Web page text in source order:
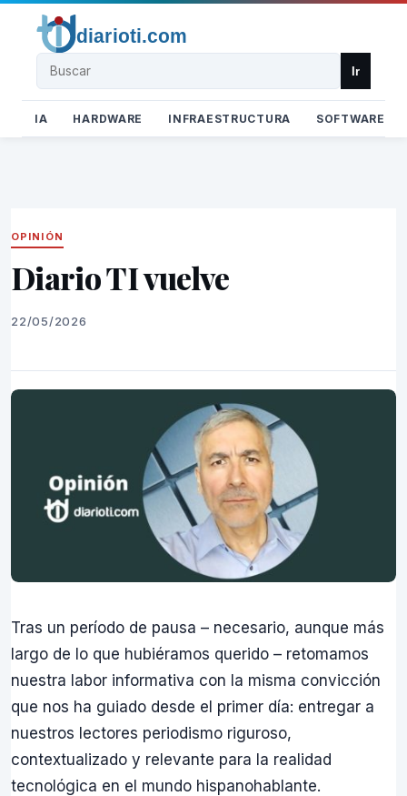
Buscar Ir
IA HARDWARE INFRAESTRUCTURA SOFTWARE
OPINIÓN
Diario TI vuelve
22/05/2026
Tras un período de pausa – necesario, aunque más
largo de lo que hubiéramos querido – retomamos
nuestra labor informativa con la misma convicción
que nos ha guiado desde el primer día: entregar a
nuestros lectores periodismo riguroso,
contextualizado y relevante para la realidad
tecnológica en el mundo hispanohablante.